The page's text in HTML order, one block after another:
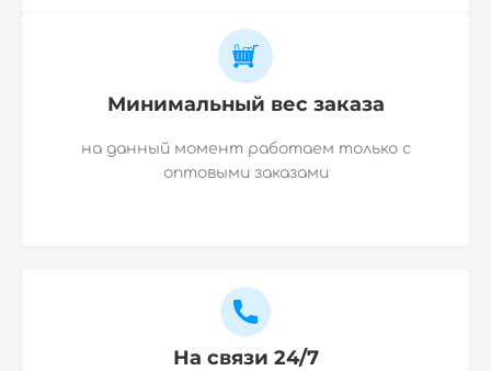
Минимальный вес заказа
на данный момент работаем только с
оптовыми заказами
На связи 24/7